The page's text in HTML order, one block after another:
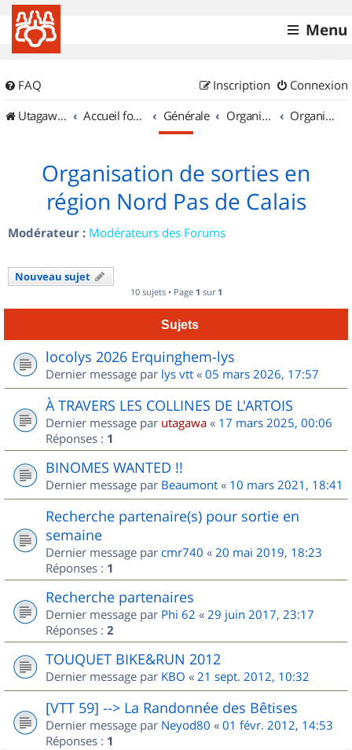
Menu
FAQ Connexion
Inscription
UtagawaVTT (Randos VTT et VTTAE avec traces GPS)
Accueil forum Générale Organisation de sorties & Recherche de partenaires Organisation de sorties en région Nord Pas de Calais
Organisation de sorties en
région Nord Pas de Calais
Modérateur : Modérateurs des Forums
Nouveau sujet
10 sujets • Page 1 sur 1
Sujets
locolys 2026 Erquinghem-lys
Dernier message par lys vtt « 05 mars 2026, 17:57
À TRAVERS LES COLLINES DE L'ARTOIS
Dernier message par utagawa « 17 mars 2025, 00:06
Réponses : 1
BINOMES WANTED !!
Dernier message par Beaumont « 10 mars 2021, 18:41
Recherche partenaire(s) pour sortie en
semaine
Dernier message par cmr740 « 20 mai 2019, 18:23
Réponses : 1
Recherche partenaires
Dernier message par Phi 62 « 29 juin 2017, 23:17
Réponses : 2
TOUQUET BIKE&RUN 2012
Dernier message par KBO « 21 sept. 2012, 10:32
[VTT 59] --> La Randonnée des Bêtises
Dernier message par Neyod80 « 01 févr. 2012, 14:53
Réponses : 1